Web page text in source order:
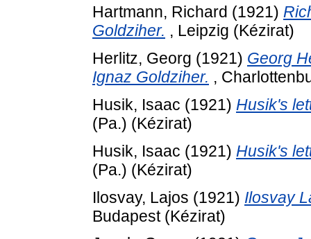
Hartmann, Richard (1921)
Goldziher. , Leipzig (Kézirat)
Herlitz, Georg (1921) Georg
Ignaz Goldziher. ,
Husik, Isaac (1921) Husik's
(Pa.) (Kézirat)
Husik, Isaac (1921) Husik's
(Pa.) (Kézirat)
Ilosvay, Lajos (1921) Ilosvay
Budapest (Kézirat)